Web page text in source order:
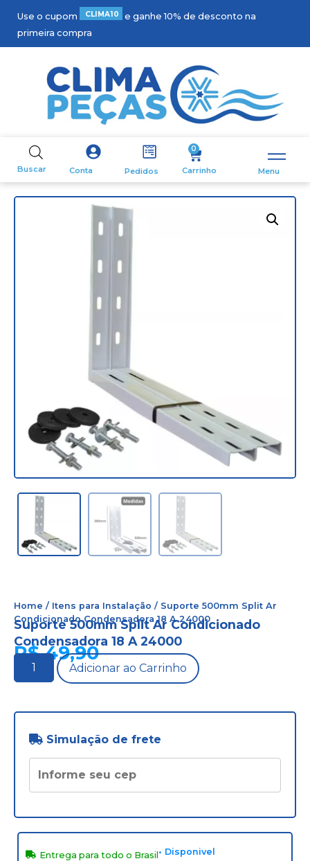
Use o cupom CLIMA10
e ganhe 10% de desconto na
primeira compra
Buscar Conta Pedidos
0
Carrinho Menu
Home / Itens para Instalação / Suporte 500mm Split Ar
Condicionado Condensadora 18 A 24000
Suporte 500mm Split Ar Condicionado
Condensadora 18 A 24000
R$49,90
Adicionar ao Carrinho
Simulação de frete
Entrega para todo o Brasil• Disponivel